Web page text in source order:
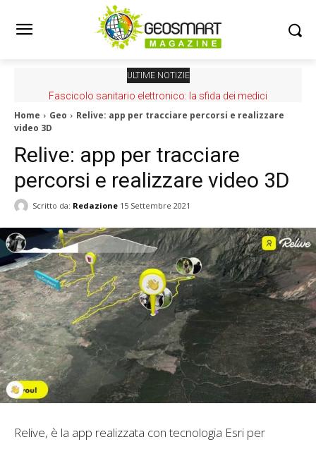
ULTIME NOTIZIE
Fascicolo sanitario elettronico: la sfida dei medici
Home Geo
Relive: app per tracciare percorsi e realizzare
video 3D
Relive: app per tracciare
percorsi e realizzare video 3D
Scritto da: Redazione 15 Settembre 2021
Relive, è la app realizzata con tecnologia Esri per